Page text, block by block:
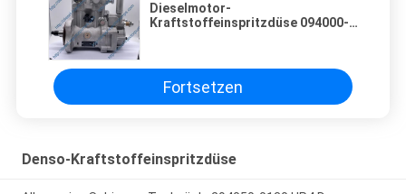
Dieselmotor-
Kraftstoffeinspritzdüse 094000-
Fortsetzen
Denso-Kraftstoffeinspritzdüse